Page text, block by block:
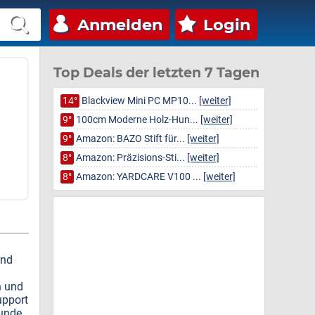
Anmelden Login
und
Top Deals der letzten 7 Tagen
14° Blackview Mini PC MP10... [weiter]
9° 100cm Moderne Holz-Hun... [weiter]
9° Amazon: BAZO Stift für... [weiter]
8° Amazon: Präzisions-Sti... [weiter]
8° Amazon: YARDCARE V100 ... [weiter]